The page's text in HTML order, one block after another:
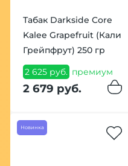
Табак Darkside Core
Kalee Grapefruit (Кали
Грейпфрут) 250 гр
2 625 руб. премиум
2 679 руб.
Новинка